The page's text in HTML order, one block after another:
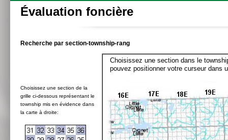
Évaluation foncière
Recherche par section-township-rang
Choisissez une section de la
grille ci-dessous représentant le
township mis en évidence dans
la carte à droite:
Choisissez une section dans le
pouvez positionner votre curseur dans